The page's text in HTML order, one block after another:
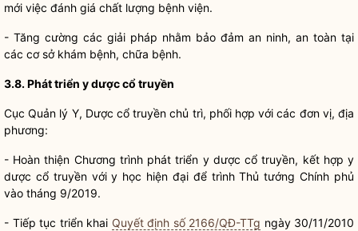
mới việc đánh giá chất lượng bệnh viện.
- Tăng cường các giải pháp nhằm bảo đảm an ninh, an toàn tại
các cơ sở khám bệnh, chữa bệnh.
3.8. Phát triển y dược cổ truyền
Cục Quản lý Y, Dược cổ truyền chủ trì, phối hợp với các đơn vị, địa
phương:
- Hoàn thiện Chương trình phát triển y dược cổ truyền, kết hợp y
dược cổ truyền với y học hiện đại để trình Thủ tướng Chính phủ
vào tháng 9/2019.
- Tiếp tục triển khai Quyết định số 2166/QĐ-TTg ngày 30/11/2010